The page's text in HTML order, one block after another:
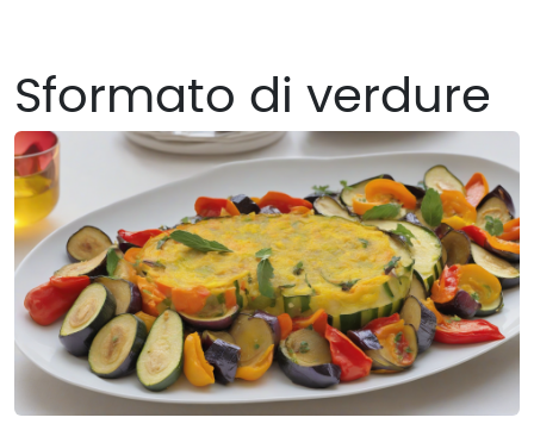
Sformato di verdure